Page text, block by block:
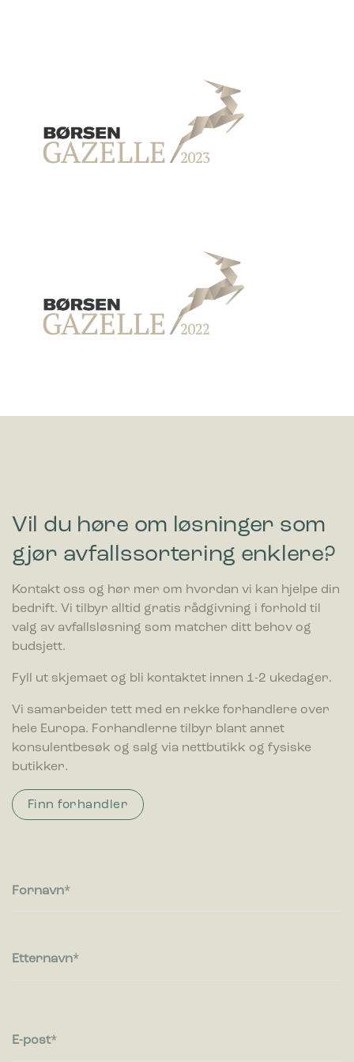
Vil du høre om løsninger som
gjør avfallssortering enklere?
Kontakt oss og hør mer om hvordan vi kan hjelpe din
bedrift. Vi tilbyr alltid gratis rådgivning i forhold til
valg av avfallsløsning som matcher ditt behov og
budsjett.
Fyll ut skjemaet og bli kontaktet innen 1-2 ukedager.
Vi samarbeider tett med en rekke forhandlere over
hele Europa. Forhandlerne tilbyr blant annet
konsulentbesøk og salg via nettbutikk og fysiske
butikker.
Finn forhandler
Fornavn
Etternavn
E-post